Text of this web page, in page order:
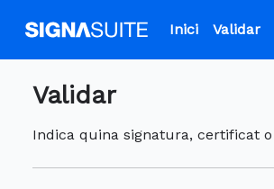
Inici Validar
Validar
Indica quina signatura, certificat